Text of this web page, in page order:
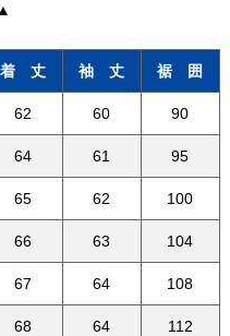
着 丈 袖 丈 裾 囲
62 60 90
64 61 95
65 62 100
66 63 104
67 64 108
68 64 112